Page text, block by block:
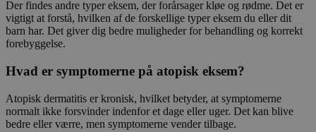
Der findes andre typer eksem, der forårsager kløe og rødme. Det er
vigtigt at forstå, hvilken af de forskellige typer eksem du eller dit
barn har. Det giver dig bedre muligheder for behandling og korrekt
forebyggelse.
Hvad er symptomerne på atopisk eksem?
Atopisk dermatitis er kronisk, hvilket betyder, at symptomerne
normalt ikke forsvinder indenfor et dage eller uger. Det kan blive
bedre eller værre, men symptomerne vender tilbage.